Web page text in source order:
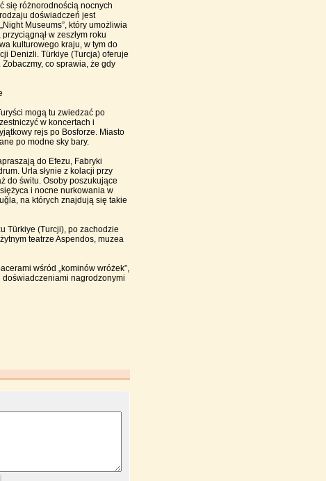
się różnorodnością nocnych
doświadczeń jest
Museums”, który umożliwia
w zeszłym roku
kulturowego kraju, w tym do
Denizli. Türkiye (Turcja) oferuje
co sprawia, że gdy
mogą tu zwiedzać po
w koncertach i
rejs po Bosforze. Miasto
po modne sky bary.
do Efezu, Fabryki
Urla słynie z kolacji przy
do świtu. Osoby poszukujące
i nocne nurkowania w
na których znajdują się takie
Türkiye (Turcji), po zachodzie
teatrze Aspendos, muzea
wśród „kominów wróżek”,
nagrodzonymi